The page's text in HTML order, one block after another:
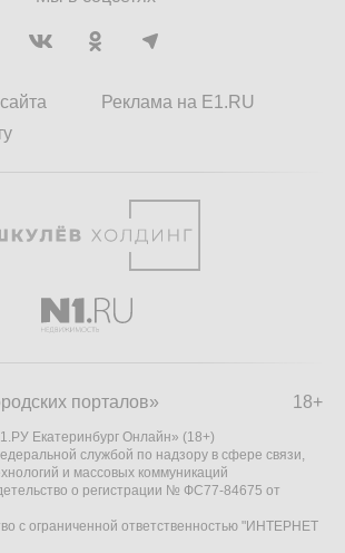
Реклама на E1.RU
18+
порталов»
Екатеринбург Онлайн» (18+)
службой по надзору в сфере связи,
и массовых коммуникаций
о регистрации № ФС77-84675 от
с ограниченной ответственностью "ИНТЕРНЕТ